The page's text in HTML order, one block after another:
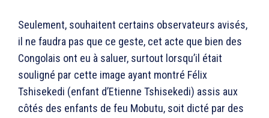
Seulement, souhaitent certains observateurs avisés,
il ne faudra pas que ce geste, cet acte que bien des
Congolais ont eu à saluer, surtout lorsqu’il était
souligné par cette image ayant montré Félix
Tshisekedi (enfant d’Etienne Tshisekedi) assis aux
côtés des enfants de feu Mobutu, soit dicté par des